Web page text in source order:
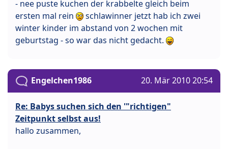
- nee puste kuchen der krabbelte gleich beim
ersten mal rein
schlawinner jetzt hab ich zwei
winter kinder im abstand von 2 wochen mit
geburtstag - so war das nicht gedacht.
Engelchen1986 20. Mär 2010 20:54
Re: Babys suchen sich den '"richtigen"
Zeitpunkt selbst aus!
hallo zusammen,